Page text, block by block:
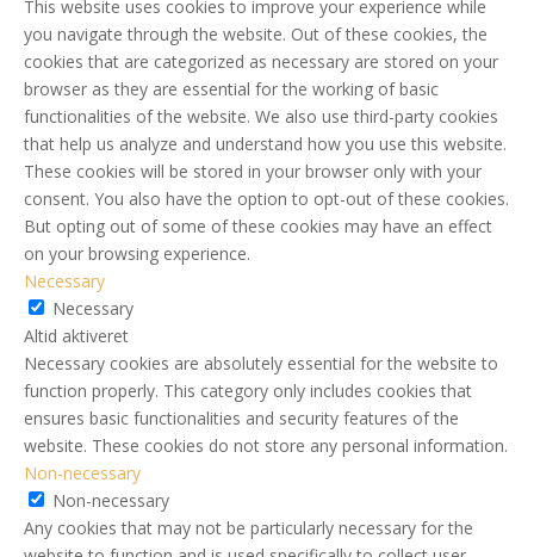
This website uses cookies to improve your experience while
you navigate through the website. Out of these cookies, the
cookies that are categorized as necessary are stored on your
browser as they are essential for the working of basic
functionalities of the website. We also use third-party cookies
that help us analyze and understand how you use this website.
These cookies will be stored in your browser only with your
consent. You also have the option to opt-out of these cookies.
But opting out of some of these cookies may have an effect
on your browsing experience.
Necessary
Necessary
Altid aktiveret
Necessary cookies are absolutely essential for the website to
function properly. This category only includes cookies that
ensures basic functionalities and security features of the
website. These cookies do not store any personal information.
Non-necessary
Non-necessary
Any cookies that may not be particularly necessary for the